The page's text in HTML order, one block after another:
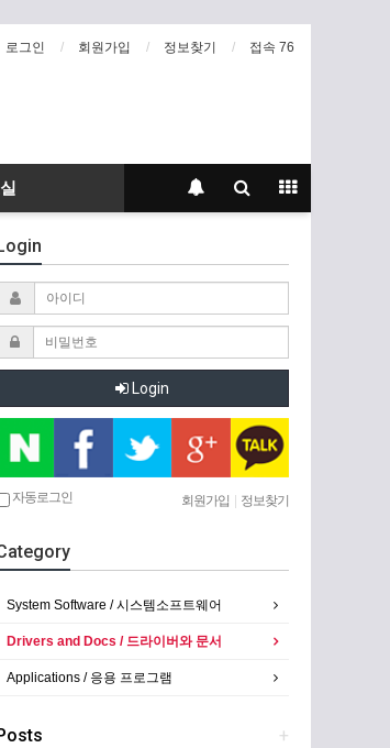
로그인 회원가입 정보찾기 접속 76
Login
자동로그인 회원가입 | 정보찾기
System Software / 시스템소프트웨어
Drivers and Docs / 드라이버와 문서
Applications / 응용 프로그램
+